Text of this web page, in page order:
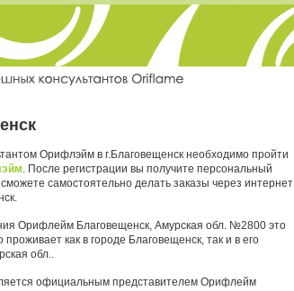
Орифлэйм в г.Благовещенск необходимо пройти
. После регистрации вы получите персональный
самостоятельно делать заказы через интернет
Орифлейм Благовещенск, Амурская обл. №2800 это
как в городе Благовещенск, так и в его
обл..
официальным представителем Орифлейм